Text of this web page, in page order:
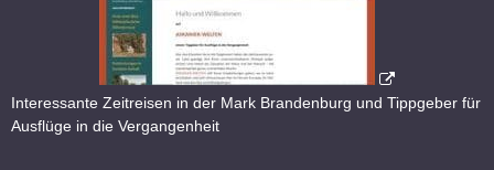
Interessante Zeitreisen in der Mark Brandenburg und Tippgeber für
Ausflüge in die Vergangenheit